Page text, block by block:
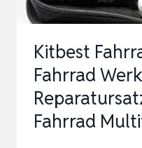
PSI
Kitbest
Fahrrad
Fahrrad